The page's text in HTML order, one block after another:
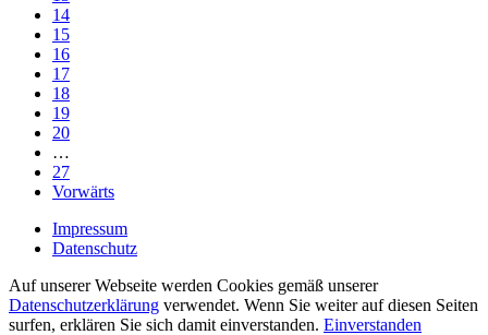
14
15
16
17
18
19
20
…
27
Vorwärts
Impressum
Datenschutz
Auf unserer Webseite werden Cookies gemäß unserer
Datenschutzerklärung verwendet. Wenn Sie weiter auf diesen Seiten
surfen, erklären Sie sich damit einverstanden. Einverstanden